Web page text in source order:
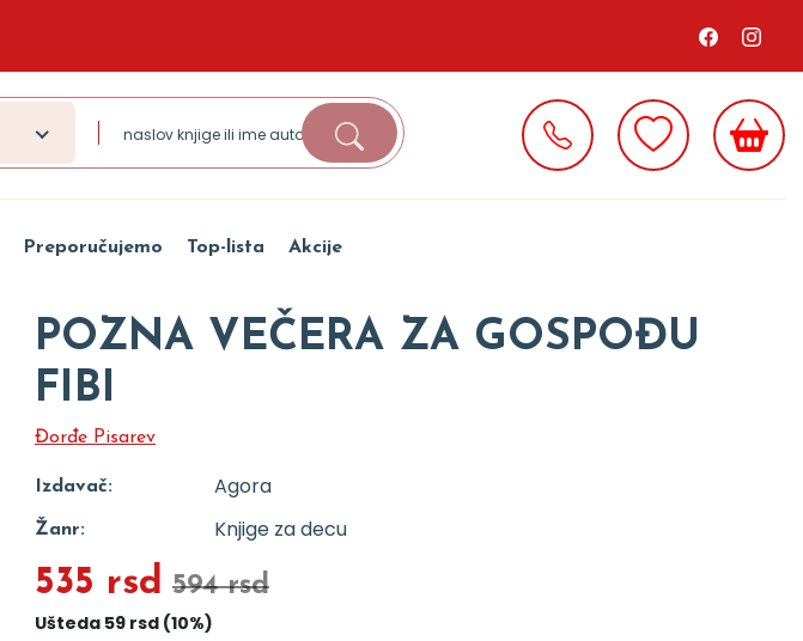
Preporučujemo Top-lista Akcije
POZNA VEČERA ZA GOSPOĐU
FIBI
Đorđe Pisarev
Izdavač: Agora
Žanr: Knjige za decu
535 rsd 594 rsd
Ušteda 59 rsd (10%)